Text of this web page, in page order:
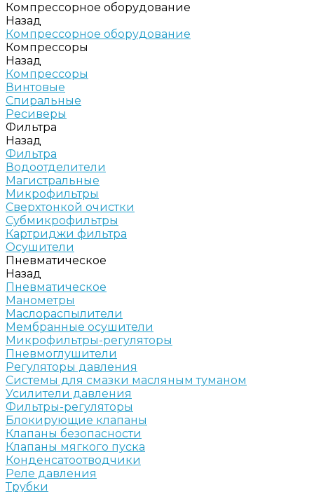
Компрессорное оборудование
Назад
Компрессорное оборудование
Компрессоры
Назад
Компрессоры
Винтовые
Спиральные
Ресиверы
Фильтра
Назад
Фильтра
Водоотделители
Магистральные
Микрофильтры
Сверхтонкой очистки
Субмикрофильтры
Картриджи фильтра
Осушители
Пневматическое
Назад
Пневматическое
Манометры
Маслораспылители
Мембранные осушители
Микрофильтры-регуляторы
Пневмоглушители
Регуляторы давления
Системы для смазки масляным туманом
Усилители давления
Фильтры-регуляторы
Блокирующие клапаны
Клапаны безопасности
Клапаны мягкого пуска
Конденсатоотводчики
Реле давления
Трубки